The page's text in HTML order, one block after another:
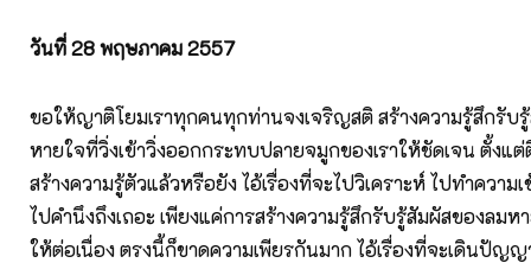
วันที่ 28พฤษภาคม 2557
ขอให้ญาติโยมเราทุกคนทุกท่านจงเจริญสติ สร้างความรู้สึกรับ
หายใจที่วิ่งเข้าวิ่งออกกระทบปลายจมูกของเราให้ชัดเจน ตั้งแต่
สร้างความรู้ตัวแล้วหรือยัง ไอ้เรื่องที่จะไปวิเคราะห์ ไปทำความ
ไปคำนึงถึงเถอะ เพียงแค่การสร้างความรู้สึกรับรู้สัมผัสของลมห
ให้ต่อเนื่อง ตรงนี้ก็ขาดความเพียรกันมาก ไอ้เรื่องที่จะเดินปัญญ